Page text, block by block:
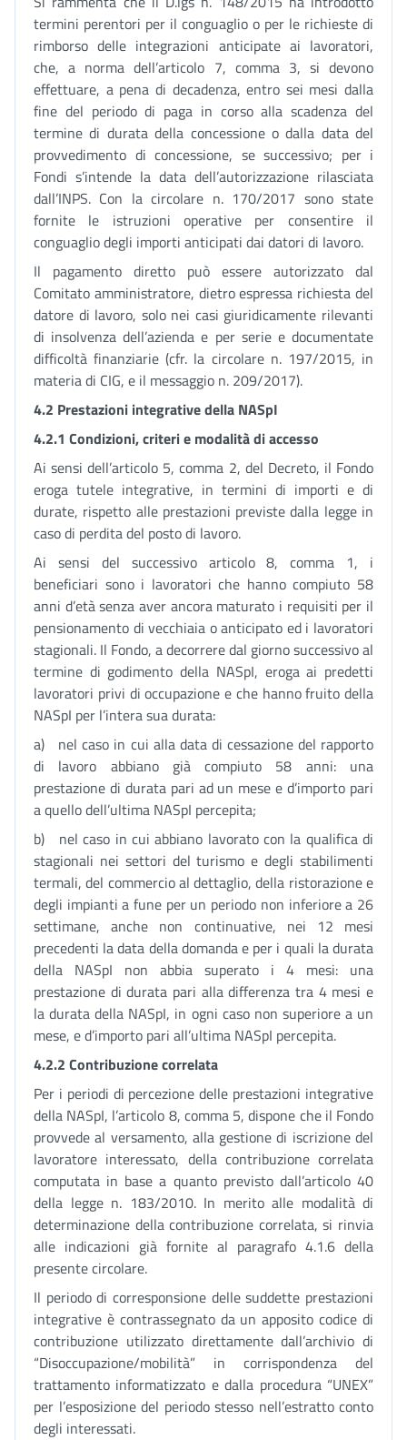
termini perentori per il conguaglio o per le richieste di
rimborso delle integrazioni anticipate ai lavoratori,
che, a norma dell’articolo 7, comma 3, si devono
effettuare, a pena di decadenza, entro sei mesi dalla
fine del periodo di paga in corso alla scadenza del
termine di durata della concessione o dalla data del
provvedimento di concessione, se successivo; per i
Fondi s’intende la data dell’autorizzazione rilasciata
dall’INPS. Con la circolare n. 170/2017 sono state
fornite le istruzioni operative per consentire il
conguaglio degli importi anticipati dai datori di lavoro.
Il pagamento diretto può essere autorizzato dal
Comitato amministratore, dietro espressa richiesta del
datore di lavoro, solo nei casi giuridicamente rilevanti
di insolvenza dell’azienda e per serie e documentate
difficoltà finanziarie (cfr. la circolare n. 197/2015, in
materia di CIG, e il messaggio n. 209/2017).
4.2 Prestazioni integrativedella NASpI
4.2.1 Condizioni, criteri e modalità di accesso
Ai sensi dell’articolo 5, comma 2, del Decreto, il Fondo
eroga tutele integrative, in termini di importi e di
durate, rispetto alle prestazioni previste dalla legge in
caso di perdita del posto di lavoro.
Ai sensi del successivo articolo 8, comma 1, i
beneficiari sono i lavoratori che hanno compiuto 58
anni d’età senza aver ancora maturato i requisiti per il
pensionamento di vecchiaia o anticipato ed i lavoratori
stagionali. Il Fondo, a decorrere dal giorno successivo al
termine di godimento della NASpI, eroga ai predetti
lavoratori privi di occupazione e che hanno fruito della
NASpI per l’intera sua durata:
a) nel caso in cui alla data di cessazione del rapporto
di lavoro abbiano già compiuto 58 anni: una
prestazione di durata pari ad un mese e d’importo pari
a quello dell’ultima NASpI percepita;
b) nel caso in cui abbiano lavorato con la qualifica di
stagionali nei settori del turismo e degli stabilimenti
termali, del commercio al dettaglio, della ristorazione e
degli impianti a fune per un periodo non inferiore a 26
settimane, anche non continuative, nei 12 mesi
precedenti la data della domanda e per i quali la durata
della NASpI non abbia superato i 4 mesi: una
prestazione di durata pari alla differenza tra 4 mesi e
la durata della NASpI, in ogni caso non superiore a un
mese, e d’importo pari all’ultima NASpI percepita.
4.2.2 Contribuzione correlata
Per i periodi di percezione delle prestazioni integrative
della NASpI, l’articolo 8, comma 5, dispone che il Fondo
provvede al versamento, alla gestione di iscrizione del
lavoratore interessato, della contribuzione correlata
computata in base a quanto previsto dall’articolo 40
della legge n. 183/2010. In merito alle modalità di
determinazione della contribuzione correlata, si rinvia
alle indicazioni già fornite al paragrafo 4.1.6 della
presente circolare.
Il periodo di corresponsione delle suddette prestazioni
integrative è contrassegnato da un apposito codice di
contribuzione utilizzato direttamente dall’archivio di
“Disoccupazione/mobilità” in corrispondenza del
trattamento informatizzato e dalla procedura “UNEX”
per l’esposizione del periodo stesso nell’estratto conto
degli interessati.